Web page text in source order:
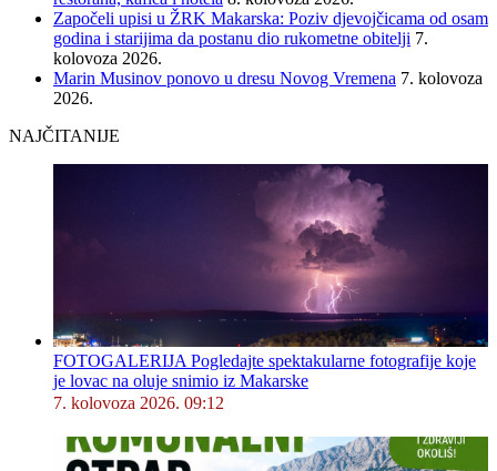
Započeli upisi u ŽRK Makarska: Poziv djevojčicama od osam
godina i starijima da postanu dio rukometne obitelji 7.
kolovoza 2026.
Marin Musinov ponovo u dresu Novog Vremena 7. kolovoza
2026.
NAJČITANIJE
FOTOGALERIJA Pogledajte spektakularne fotografije koje
je lovac na oluje snimio iz Makarske
7. kolovoza 2026. 09:12